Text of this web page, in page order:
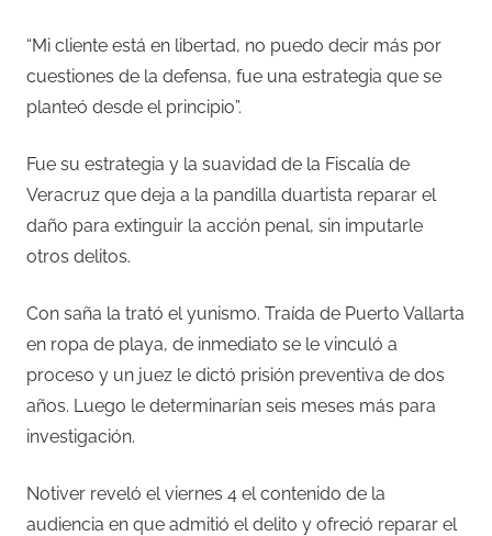
“Mi cliente está en libertad, no puedo decir más por
cuestiones de la defensa, fue una estrategia que se
planteó desde el principio”.
Fue su estrategia y la suavidad de la Fiscalía de
Veracruz que deja a la pandilla duartista reparar el
daño para extinguir la acción penal, sin imputarle
otros delitos.
Con saña la trató el yunismo. Traída de Puerto Vallarta
en ropa de playa, de inmediato se le vinculó a
proceso y un juez le dictó prisión preventiva de dos
años. Luego le determinarían seis meses más para
investigación.
Notiver reveló el viernes 4 el contenido de la
audiencia en que admitió el delito y ofreció reparar el